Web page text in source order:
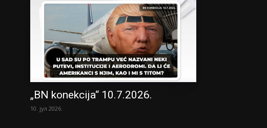
„BN konekcija“ 10.7.2026.
10. јул 2026.